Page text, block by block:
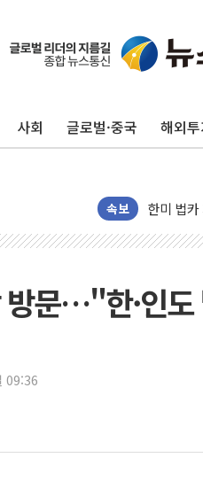
사회 글로벌·중국 해외
속보
전남광주
캠코,
가오픈
돌아온
한미 법
라인게임
네이버,
SKT, '8월
원주시,
삼척시,
방문…"한·인도
09:36